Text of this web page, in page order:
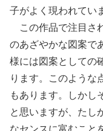
子がよく現われてい
この作品で注目さ
のあざやかな図案で
様には図案としての
ります。このような
もあります。しかし
と思いますが、たし